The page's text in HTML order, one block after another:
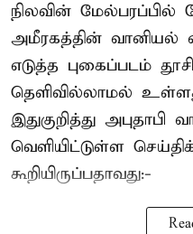
நிலவின் மேல்பரப்பில்
அமீரகத்தின்
எடுத்த புகைப்படம்
தெளிவில்லாமல்
இதுகுறித்து
வெளியிட்டுள்ள
கூறியிருப்பதாவது:-